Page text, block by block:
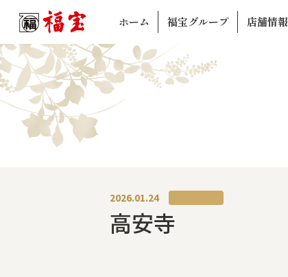
ホーム 福宝グループ 店舗情報
2026.01.24
高安寺